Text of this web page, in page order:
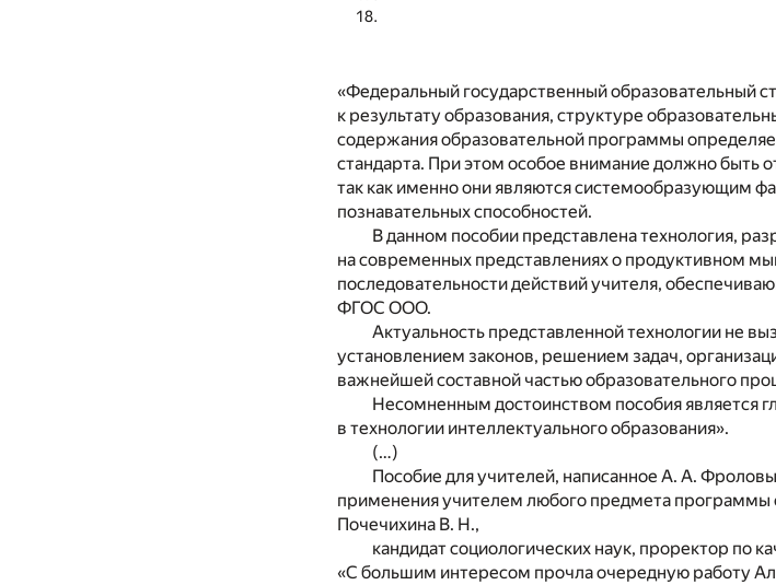
«Федеральный государственный образовательный
к результату образования, структуре
содержания образовательной программы
стандарта. При этом особое внимание должно быть
так как именно они являются системообразующим
познавательных способностей.
В данном пособии представлена технология,
на современных представлениях о продуктивном
последовательности действий учителя,
ФГОС ООО.
Актуальность представленной технологии не
установлением законов, решением задач,
важнейшей составной частью образовательного
Несомненным достоинством пособия является
в технологии интеллектуального образования».
(…)
Пособие для учителей, написанное А. А.
применения учителем любого предмета программы
Почечихина В. Н.,
кандидат социологических наук, проректор по
«С большим интересом прочла очередную работу